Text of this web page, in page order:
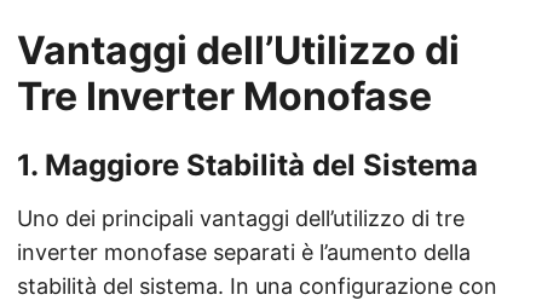
Vantaggi dell’Utilizzo di
Tre Inverter Monofase
1. Maggiore Stabilità del Sistema
Uno dei principali vantaggi dell’utilizzo di tre
inverter monofase separati è l’aumento della
stabilità del sistema. In una configurazione con